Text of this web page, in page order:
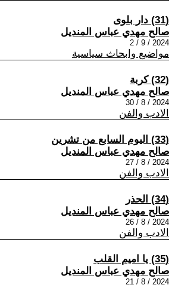
(31) دار بلوى
صالح مهدي عباس المنديل
2024 / 9 / 2
مواضيع وابحاث سياسية
(32) كربة
صالح مهدي عباس المنديل
2024 / 8 / 30
الادب والفن
(33) اليوم السابع من تشرين
صالح مهدي عباس المنديل
2024 / 8 / 27
الادب والفن
(34) الحذر
صالح مهدي عباس المنديل
2024 / 8 / 26
الادب والفن
(35) يا اميم القلب
صالح مهدي عباس المنديل
2024 / 8 / 21